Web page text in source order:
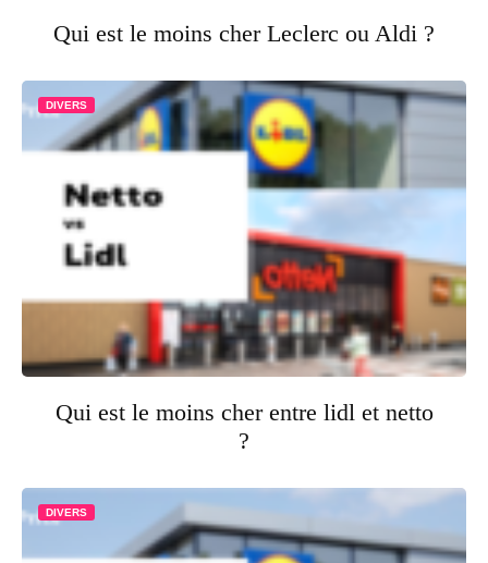
Qui est le moins cher Leclerc ou Aldi ?
DIVERS
Qui est le moins cher entre lidl et netto
?
DIVERS